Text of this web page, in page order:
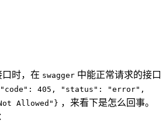
时，在 swagger 中能正常请求的接口
405, "status": "error",
Allowed"} ，来看下是怎么回事。